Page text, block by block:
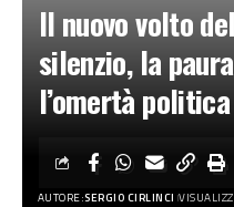
Il nuovo volto
silenzio, la
l’omertà politica
AUTORE:SERGIO CIRLINCI